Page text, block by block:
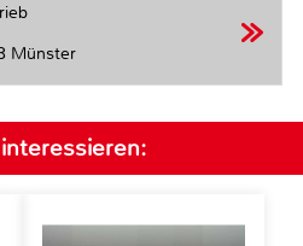
Münster